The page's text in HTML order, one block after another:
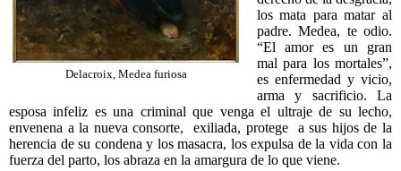
Delacroix, Medea furiosa
los mata para matar al
padre. Medea, te odio.
“El amor es un gran
mal para los mortales”,
es enfermedad y vicio,
arma y sacrificio. La
esposa infeliz es una criminal que venga el ultraje de su lecho,
envenena a la nueva consorte, exiliada, protege a sus hijos de la
herencia de su condena y los masacra, los expulsa de la vida con la
fuerza del parto, los abraza en la amargura de lo que viene.